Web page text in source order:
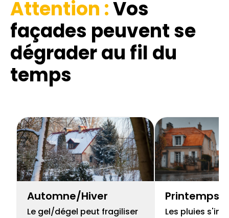
Attention :Vos
façades peuvent se
dégrader au fil du
temps
Automne/Hiver
Le gel/dégel peut fragiliser
Printemps
Les pluies